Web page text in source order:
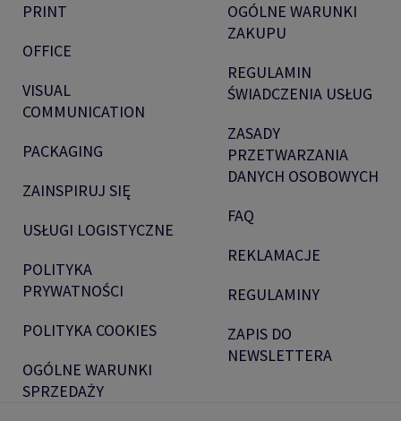
PRINT
OFFICE
VISUAL
COMMUNICATION
PACKAGING
ZAINSPIRUJ SIĘ
USŁUGI LOGISTYCZNE
POLITYKA
PRYWATNOŚCI
POLITYKA COOKIES
OGÓLNE WARUNKI
SPRZEDAŻY
OGÓLNE WARUNKI
ZAKUPU
REGULAMIN
ŚWIADCZENIA USŁUG
ZASADY
PRZETWARZANIA
DANYCH OSOBOWYCH
FAQ
REKLAMACJE
REGULAMINY
ZAPIS DO
NEWSLETTERA